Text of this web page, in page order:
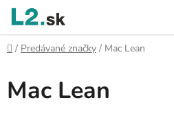
Prejsť
obsah
Domov
/ Predávané značky / Mac Lean
Mac Lean